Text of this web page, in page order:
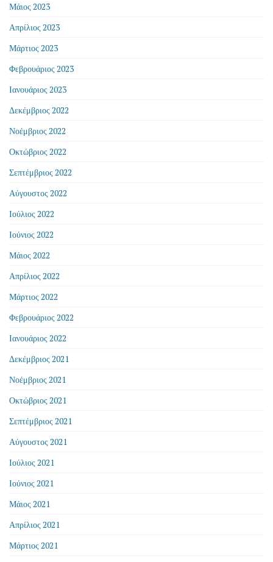
Μάιος 2023
Απρίλιος 2023
Μάρτιος 2023
Φεβρουάριος 2023
Ιανουάριος 2023
Δεκέμβριος 2022
Νοέμβριος 2022
Οκτώβριος 2022
Σεπτέμβριος 2022
Αύγουστος 2022
Ιούλιος 2022
Ιούνιος 2022
Μάιος 2022
Απρίλιος 2022
Μάρτιος 2022
Φεβρουάριος 2022
Ιανουάριος 2022
Δεκέμβριος 2021
Νοέμβριος 2021
Οκτώβριος 2021
Σεπτέμβριος 2021
Αύγουστος 2021
Ιούλιος 2021
Ιούνιος 2021
Μάιος 2021
Απρίλιος 2021
Μάρτιος 2021